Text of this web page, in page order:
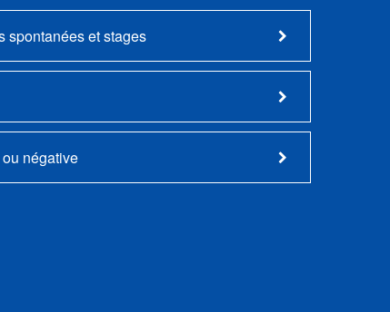
spontanées et stages
négative